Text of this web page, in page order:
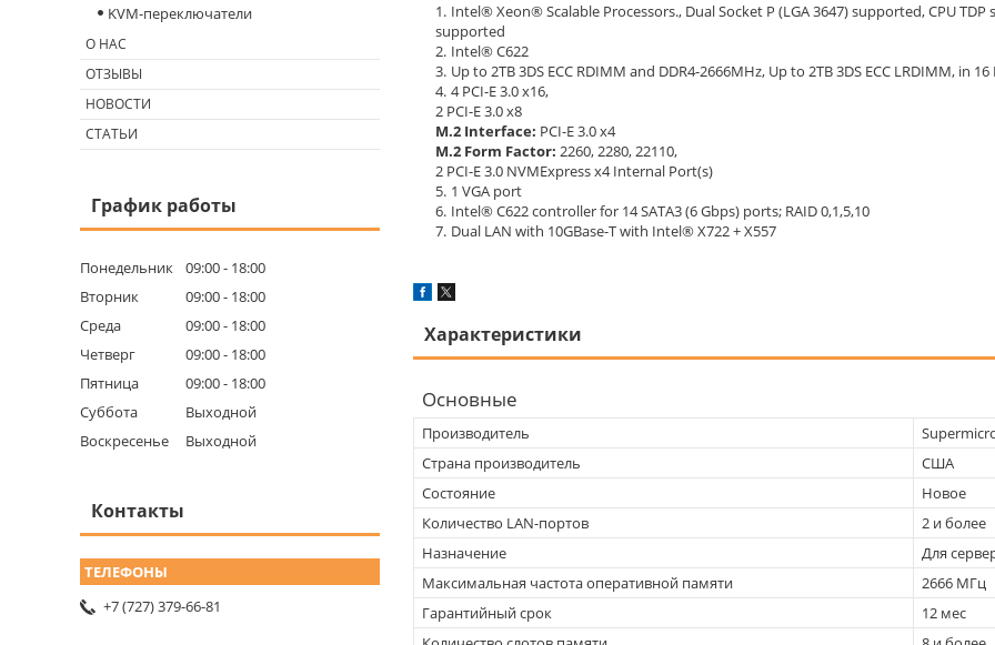
Intel® Xeon® Scalable Processors., Dual Socket P (LGA 3647) supported, CPU TDP
supported
Intel® C622
Up to 2TB 3DS ECC RDIMM and DDR4-2666MHz, Up to 2TB 3DS ECC LRDIMM, in
4 PCI-E 3.0 x16,
2 PCI-E 3.0 x8
M.2 Interface: PCI-E 3.0 x4
M.2 Form Factor: 2260, 2280, 22110,
2 PCI-E 3.0 NVMExpress x4 Internal Port(s)
1 VGA port
Intel® C622 controller for 14 SATA3 (6 Gbps) ports; RAID 0,1,5,10
Dual LAN with 10GBase-T with Intel® X722 + X557
Характеристики
Основные
Производитель
Страна производитель
США
Состояние
Новое
Количество LAN-портов
2 и более
Назначение
Для
Максимальная частота оперативной памяти
2666 МГц
Гарантийный срок
12 мес
KVM-переключатели
О НАС
ОТЗЫВЫ
НОВОСТИ
СТАТЬИ
График работы
Понедельник 09:00
18:00
Вторник
09:00
18:00
Среда
09:00
18:00
Четверг
09:00
18:00
Пятница
09:00
18:00
Суббота
Выходной
Воскресенье
Выходной
Контакты
+7 (727) 379-66-81